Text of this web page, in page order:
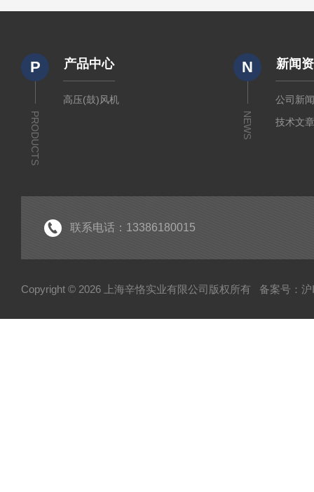
P
PRODUCTS
产品中心
高压(鼓)风机
N
NEWS
新闻
公司新
技术文
联系电话：13386180015
Copyright © 2026 上海辛恪实业有限公司版权所有 备案号：